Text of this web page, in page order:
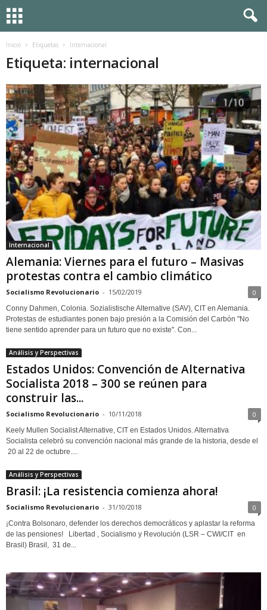
Inicio Etiquetas Internacional
Etiqueta: internacional
Internacional
Alemania: Viernes para el futuro – Masivas
protestas contra el cambio climático
Socialismo Revolucionario - 15/02/2019 0
Conny Dahmen, Colonia. Sozialistische Alternative (SAV), CIT en Alemania.
Protestas de estudiantes ponen bajo presión a la Comisión del Carbón "No
tiene sentido aprender para un futuro que no existe". Con...
Análisis y Perspectivas
Estados Unidos: Convención de Alternativa
Socialista 2018 – 300 se reúnen para
construir las...
Socialismo Revolucionario - 10/11/2018 0
Keely Mullen Socialist Alternative, CIT en Estados Unidos. Alternativa
Socialista celebró su convención nacional más grande de la historia, desde el
20 al 22 de octubre....
Análisis y Perspectivas
Brasil: ¡La resistencia comienza ahora!
Socialismo Revolucionario - 31/10/2018 0
¡Contra Bolsonaro, defender los derechos democráticos y aplastar la reforma
de las pensiones! Libertad , Socialismo y Revolución (LSR – CWI/CIT en
Brasil) Brasil, 31 de...